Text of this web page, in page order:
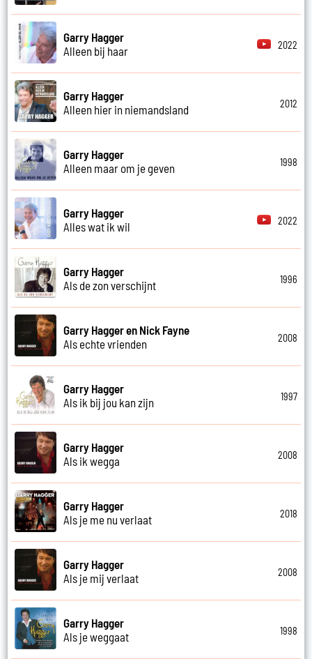
Garry Hagger
Alleen bij haar
2022
Garry Hagger
Alleen hier in niemandsland
2012
Garry Hagger
Alleen maar om je geven
1998
Garry Hagger
Alles wat ik wil
2022
Garry Hagger
Als de zon verschijnt
1996
Garry Hagger en Nick Fayne
Als echte vrienden
2008
Garry Hagger
Als ik bij jou kan zijn
1997
Garry Hagger
Als ik wegga
2008
Garry Hagger
Als je me nu verlaat
2018
Garry Hagger
Als je mij verlaat
2008
Garry Hagger
Als je weggaat
1998